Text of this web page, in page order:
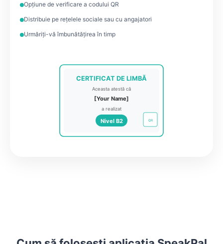
Opțiune de verificare a codului QR
Distribuie pe rețelele sociale sau cu angajatori
Urmăriți-vă îmbunătățirea în timp
CERTIFICAT DE LIMBĂ
Aceasta atestă că
[Your Name]
a realizat
Nivel B2 QR